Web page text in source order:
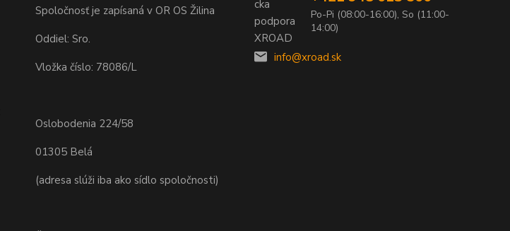
Spoločnosť je zapísaná v OR OS Žilina
Oddiel: Sro.
Vložka číslo: 78086/L
Oslobodenia 224/58
01305 Belá
(adresa slúži iba ako sídlo spoločnosti)
Po-Pi (08:00-16:00), So (11:00-
14:00)
info@xroad.sk